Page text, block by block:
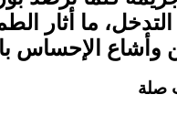
ما أثار
وأشاع الإحساس
صلة